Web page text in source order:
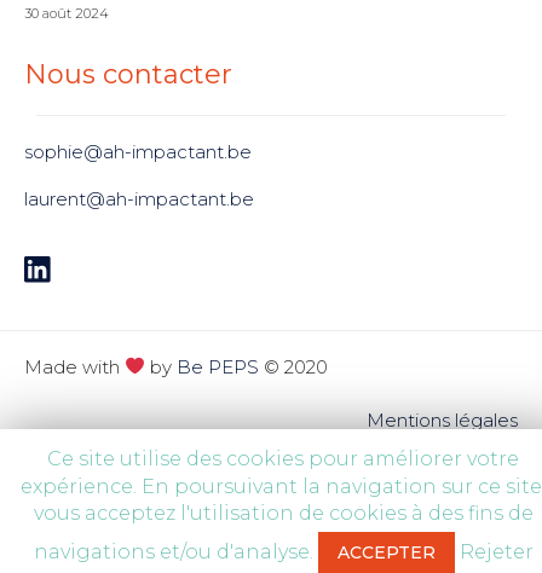
30 août 2024
Nous contacter
sophie@ah-impactant.be
laurent@ah-impactant.be
Made with by Be PEPS © 2020
Mentions légales
Ce site utilise des cookies pour améliorer votre
expérience. En poursuivant la navigation sur ce
vous acceptez l'utilisation de cookies à des fins de
navigations et/ou d'analyse.
ACCEPTER Rejeter